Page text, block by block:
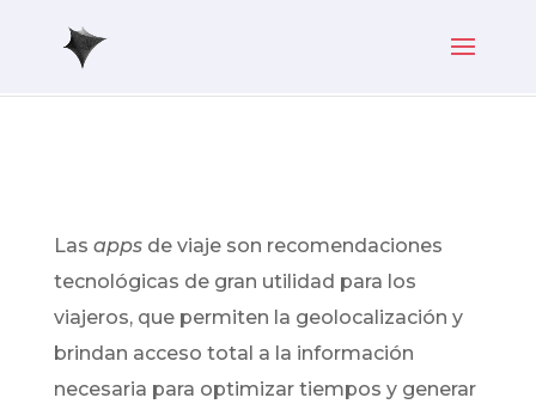
Las appsde viaje son recomendaciones
tecnológicas de gran utilidad para los
viajeros, que permiten la geolocalización y
brindan acceso total a la información
necesaria para optimizar tiempos y generar